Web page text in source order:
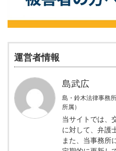
運営者情報
島武広
島・鈴木法律事務
所属）
当サイトでは、
に対して、弁護
また、当事務所